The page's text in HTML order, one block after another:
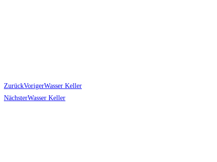
ZurückVorigerWasser Keller
NächsterWasser Keller